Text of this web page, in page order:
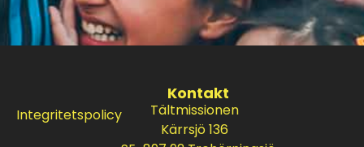
Integritetspolicy
Kontakt
Tältmissionen
Kärrsjö 136